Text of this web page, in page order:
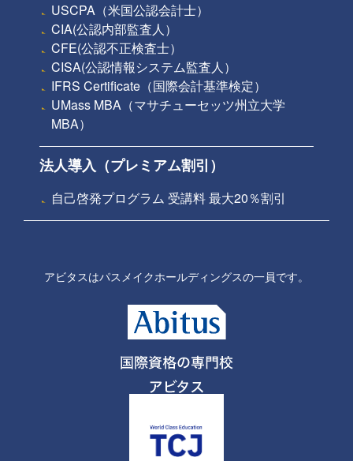
USCPA（米国公認会計士）
CIA(公認内部監査人）
CFE(公認不正検査士）
CISA(公認情報システム監査人）
IFRS Certificate（国際会計基準検定）
UMass MBA（マサチューセッツ州立大学
MBA）
法人導入（プレミアム割引）
自己啓発プログラム 受講料 最大20％割引
アビタスはパスメイクホールディングスの一員です。